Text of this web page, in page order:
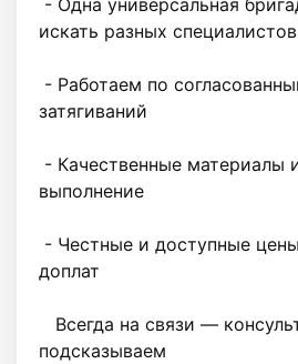
искать разных специалистов
затягиваний
выполнение
доплат
подсказываем